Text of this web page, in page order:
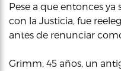
Pese a que entonces
con la Justicia, fue
antes de renunciar
Grimm, 45 años, un